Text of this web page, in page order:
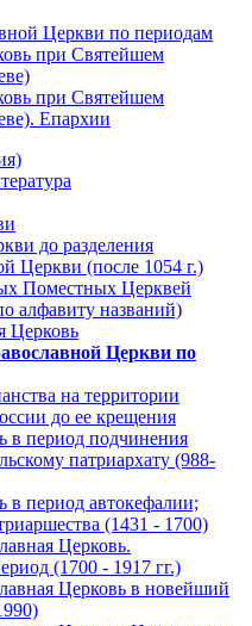
Церкви по периодам
при Святейшем
при Святейшем
Епархии
до разделения
Церкви (после 1054 г.)
Поместных Церквей
алфавиту названий)
Церковь
Церкви по
на территории
до ее крещения
в период подчинения
патриархату (988-
в период автокефалии;
(1431 - 1700)
Церковь.
(1700 - 1917 гг.)
Церковь в новейший